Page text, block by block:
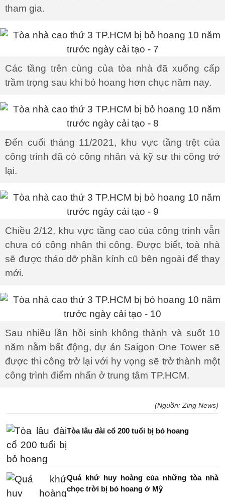
tham gia.
Các tầng trên cùng của tòa nhà đã xuống cấp
trầm trọng sau khi bỏ hoang hơn chục năm nay.
Đến cuối tháng 11/2021, khu vực tầng trệt của
công trình đã có công nhân và kỹ sư thi công trở
lại.
Chiều 2/12, khu vực tầng cao của công trình vẫn
chưa có công nhân thi công. Được biết, toà nhà
sẽ được tháo dỡ phần kính cũ bên ngoài để thay
mới.
Sau nhiều lần hồi sinh không thành và suốt 10
năm nằm bất động, dự án Saigon One Tower sẽ
được thi công trở lại với hy vọng sẽ trở thành một
công trình điểm nhấn ở trung tâm TP.HCM.
(Nguồn: Zing News)
Tòa lâu đài cổ 200 tuổi bị bỏ hoang
Quá khứ huy hoàng của những tòa nhà
chọc trời bị bỏ hoang ở Mỹ